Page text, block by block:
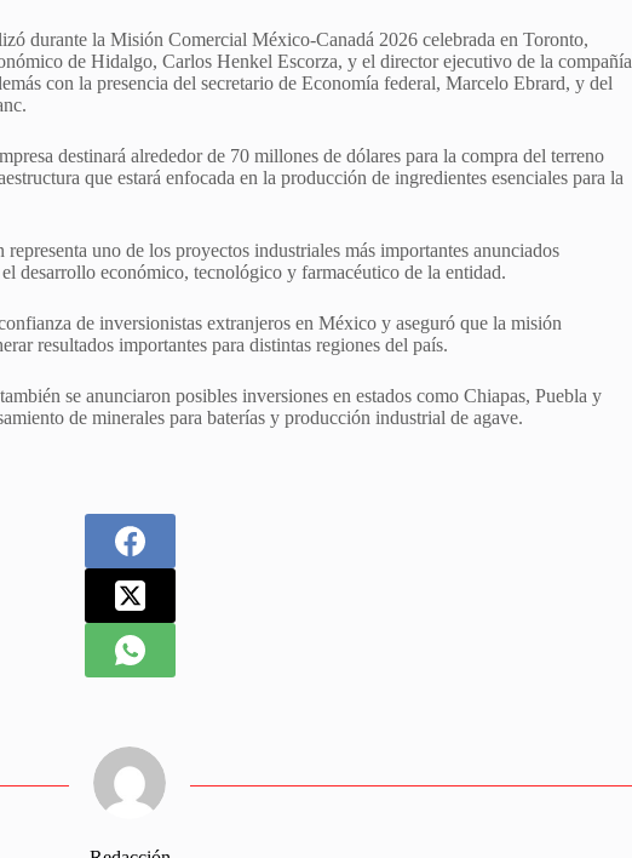
durante la Misión Comercial México-Canadá 2026 celebrada en Toronto,
de Hidalgo, Carlos Henkel Escorza, y el director ejecutivo de la compañía
con la presencia del secretario de Economía federal, Marcelo Ebrard, y del
destinará alrededor de 70 millones de dólares para la compra del terreno
que estará enfocada en la producción de ingredientes esenciales para la
uno de los proyectos industriales más importantes anunciados
desarrollo económico, tecnológico y farmacéutico de la entidad.
de inversionistas extranjeros en México y aseguró que la misión
resultados importantes para distintas regiones del país.
se anunciaron posibles inversiones en estados como Chiapas, Puebla y
de minerales para baterías y producción industrial de agave.